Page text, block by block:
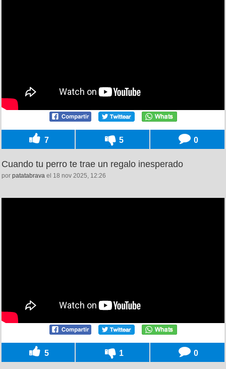
7 5 0
Cuando tu perro te trae un regalo inesperado
por patatabrava el 18 nov 2025, 12:26
5 1 0